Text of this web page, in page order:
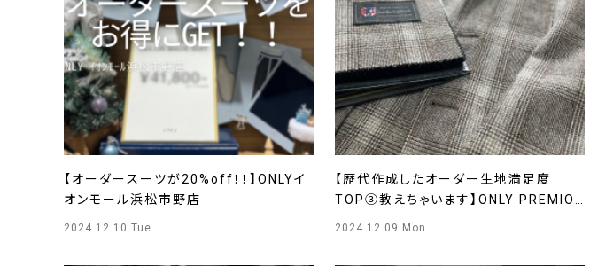
【オーダースーツが20%off！！】ONLYイ
オンモール浜松市野店
2024.12.10 Tue
【歴代作成したオーダー生地満足度
TOP③教えちゃいます】ONLY PREMIO
2024.12.09 Mon